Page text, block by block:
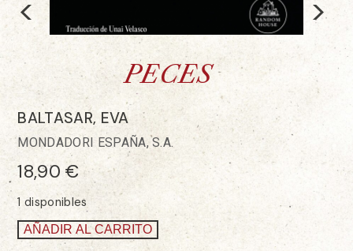
< >
PECES
BALTASAR, EVA
MONDADORI ESPAÑA, S.A.
18,90€
1 disponibles
AÑADIR AL CARRITO